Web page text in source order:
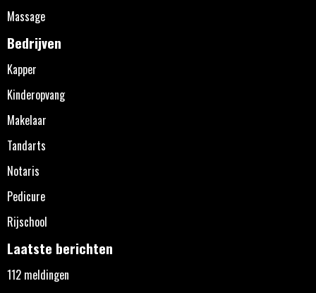
Massage
Bedrijven
Kapper
Kinderopvang
Makelaar
Tandarts
Notaris
Pedicure
Rijschool
Laatste berichten
112 meldingen